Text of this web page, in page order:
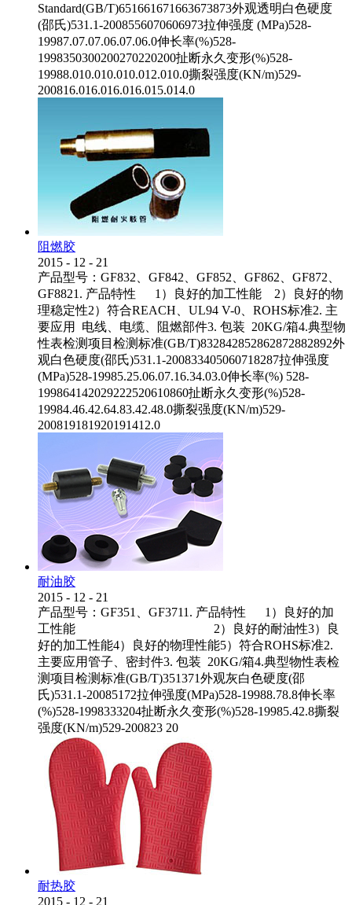
Standard(GB/T)651661671663673873外观透明白色硬度
(邵氏)531.1-2008556070606973拉伸强度 (MPa)528-
19987.07.07.06.07.06.0伸长率(%)528-
1998350300200270220200扯断永久变形(%)528-
19988.010.010.010.012.010.0撕裂强度(KN/m)529-
200816.016.016.016.015.014.0
阻燃胶
2015 - 12 - 21
产品型号：GF832、GF842、GF852、GF862、GF872、
GF8821. 产品特性 1）良好的加工性能 2）良好的物
理稳定性2）符合REACH、UL94 V-0、ROHS标准2. 主
要应用 电线、电缆、阻燃部件3. 包装 20KG/箱4.典型物
性表检测项目检测标准(GB/T)832842852862872882892外
观白色硬度(邵氏)531.1-200833405060718287拉伸强度
(MPa)528-19985.25.06.07.16.34.03.0伸长率(%) 528-
199864142029222520610860扯断永久变形(%)528-
19984.46.42.64.83.42.48.0撕裂强度(KN/m)529-
200819181920191412.0
耐油胶
2015 - 12 - 21
产品型号：GF351、GF3711. 产品特性 1）良好的加
工性能 2）良好的耐油性3）良
好的加工性能4）良好的物理性能5）符合ROHS标准2.
主要应用管子、密封件3. 包装 20KG/箱4.典型物性表检
测项目检测标准(GB/T)351371外观灰白色硬度(邵
氏)531.1-20085172拉伸强度(MPa)528-19988.78.8伸长率
(%)528-1998333204扯断永久变形(%)528-19985.42.8撕裂
强度(KN/m)529-200823 20
耐热胶
2015 - 12 - 21